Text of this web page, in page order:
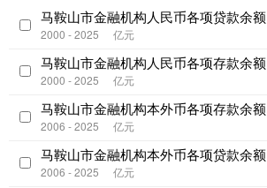
马鞍山市金融机构人民币各项贷款余额
2000 - 2025 亿元
马鞍山市金融机构人民币各项存款余额
2000 - 2025 亿元
马鞍山市金融机构本外币各项存款余额
2006 - 2025 亿元
马鞍山市金融机构本外币各项贷款余额
2006 - 2025 亿元